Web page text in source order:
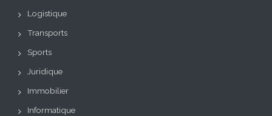
Logistique
Transports
Sports
Juridique
Immobilier
Informatique